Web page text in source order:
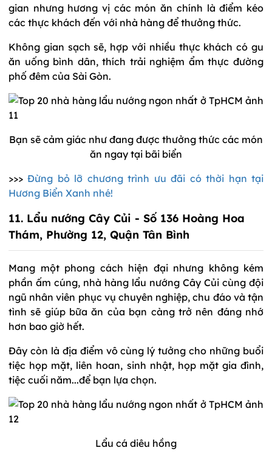
gian nhưng hương vị các món ăn chính là điểm kéo
các thực khách đến với nhà hàng để thưởng thức.
Không gian sạch sẽ, hợp với nhiều thực khách có gu
ăn uống bình dân, thích trải nghiệm ẩm thực đường
phố đêm của Sài Gòn.
Bạn sẽ cảm giác như đang được thưởng thức các món
ăn ngay tại bãi biển
>>>Đừng bỏ lỡ chương trình ưu đãi có thời hạn tại
Hương Biển Xanh nhé!
11. Lẩu nướng Cây Củi - Số 136 Hoàng Hoa
Thám, Phường 12, Quận Tân Bình
Mang một phong cách hiện đại nhưng không kém
phần ấm cúng, nhà hàng lẩu nướng Cây Củi cùng đội
ngũ nhân viên phục vụ chuyên nghiệp, chu đáo và tận
tình sẽ giúp bữa ăn của bạn càng trở nên đáng nhớ
hơn bao giờ hết.
Đây còn là địa điểm vô cùng lý tưởng cho những buổi
tiệc họp mặt, liên hoan, sinh nhật, họp mặt gia đình,
tiệc cuối năm...để bạn lựa chọn.
Lẩu cá diêu hồng